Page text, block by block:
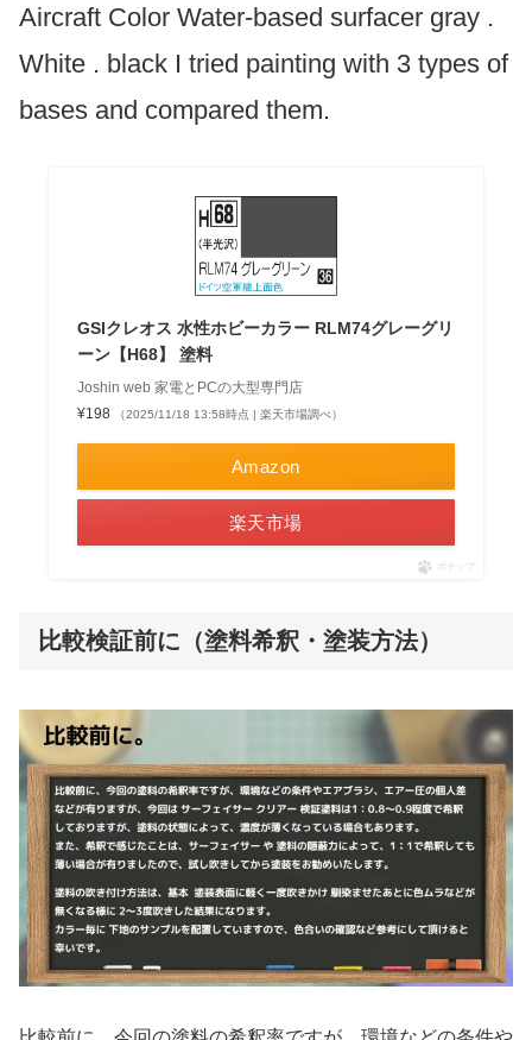
Aircraft Color Water-based surfacer gray .
White . black I tried painting with 3 types of
bases and compared them.
GSIクレオス 水性ホビーカラー RLM74グレーグリ
ーン【H68】 塗料
Joshin web 家電とPCの大型専門店
¥198
（2025/11/18 13:58時点 | 楽天市場調べ）
Amazon
楽天市場
ポチップ
比較検証前に（塗料希釈・塗装方法）